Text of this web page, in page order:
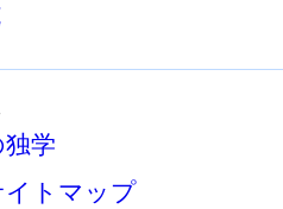
学
イトマップ